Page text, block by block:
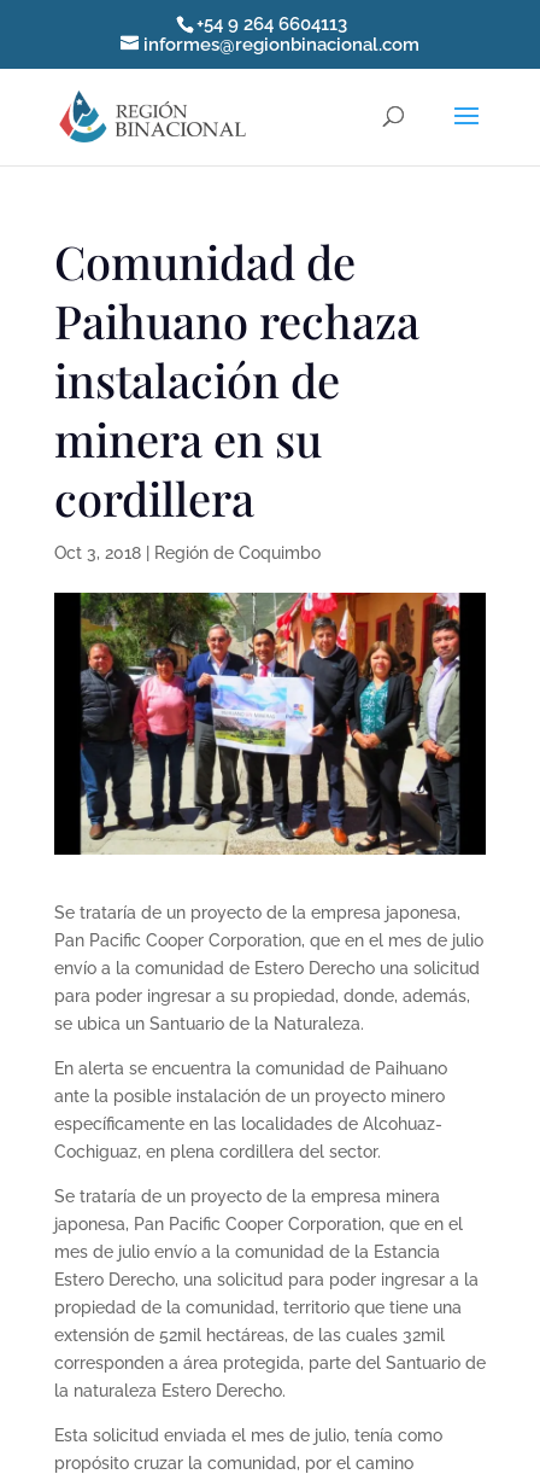
+54 9 264 6604113
informes@regionbinacional.com
Comunidad de
Paihuano rechaza
instalación de
minera en su
cordillera
Oct 3, 2018| Región de Coquimbo
Se trataría de un proyecto de la empresa japonesa,
Pan Pacific Cooper Corporation, que en el mes de julio
envío a la comunidad de Estero Derecho una solicitud
para poder ingresar a su propiedad, donde, además,
se ubica un Santuario de la Naturaleza.
En alerta se encuentra la comunidad de Paihuano
ante la posible instalación de un proyecto minero
específicamente en las localidades de Alcohuaz-
Cochiguaz, en plena cordillera del sector.
Se trataría de un proyecto de la empresa minera
japonesa, Pan Pacific Cooper Corporation, que en el
mes de julio envío a la comunidad de la Estancia
Estero Derecho, una solicitud para poder ingresar a la
propiedad de la comunidad, territorio que tiene una
extensión de 52mil hectáreas, de las cuales 32mil
corresponden a área protegida, parte del Santuario de
la naturaleza Estero Derecho.
Esta solicitud enviada el mes de julio, tenía como
propósito cruzar la comunidad, por el camino